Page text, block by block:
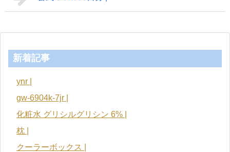
新着記事
ynr |
gw-6904k-7jr |
化粧水 グリシルグリシン 6% |
枕 |
クーラーボックス |